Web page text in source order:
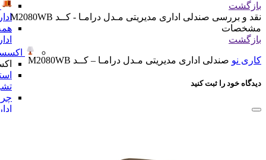
بازگشت
نقد و بررسی صندلی اداری مدیریتی مـدل درامـا - کــد M2080WB
مشخصات
بازگشت
کاری نو صندلی اداری مدیریتی مـدل درامـا – کــد M2080WB
دیدگاه خود را ثبت کنید